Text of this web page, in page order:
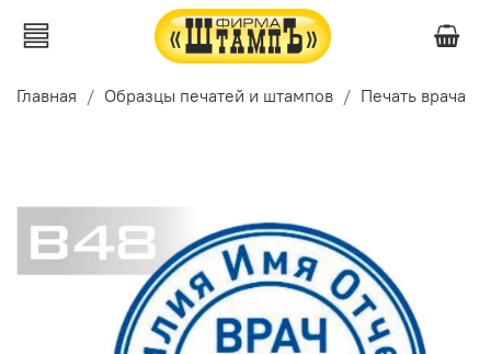
Главная Образцы печатей и штампов Печать врача